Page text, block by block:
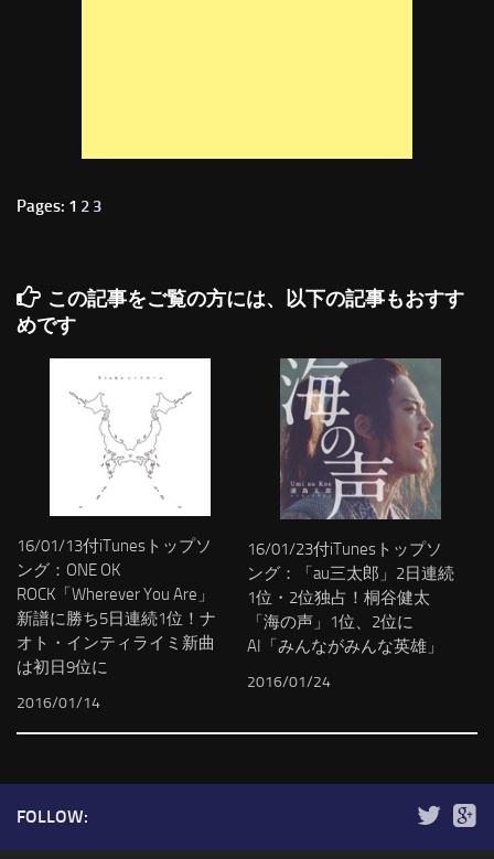
Pages: 1 2 3
この記事をご覧の方には、以下の記事もおすす
めです
16/01/13付iTunesトップソ
ング：ONE OK
ROCK「Wherever You Are」
新譜に勝ち5日連続1位！ナ
オト・インティライミ新曲
は初日9位に
2016/01/14
16/01/23付iTunesトップソ
ング：「au三太郎」2日連続
1位・2位独占！桐谷健太
「海の声」1位、2位に
AI「みんながみんな英雄」
2016/01/24
FOLLOW: